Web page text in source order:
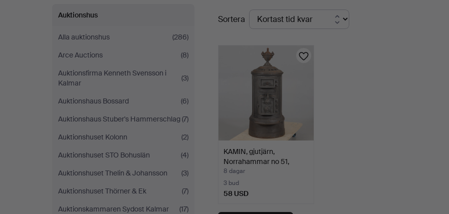
Auktionshus
Alla auktionshus
(286)
Arce Auctions
(8)
Auktionsfirma Kenneth Svensson i
Kalmar
(3)
Auktionshaus Bossard
(6)
Auktionshaus Stuber's Hammerschlag(7)
Auktionshuset Kolonn
(2)
Auktionshuset STO Bohuslän
(4)
Auktionshuset Thelin & Johansson
(3)
Auktionshuset Thörner & Ek
(7)
Auktionskammaren Sydost Kalmar
(17)
Pågående
auktioner
Sortera
KAMIN, gjutjärn,
Norrahammar no 51,
1900-t…
8 dagar
3 bud
58 USD